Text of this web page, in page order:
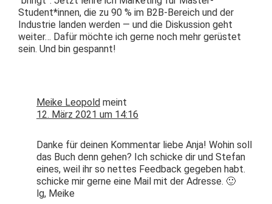
Student*innen, die zu 90 % im B2B-Bere­ich und der
Indus­trie lan­den wer­den — und die Diskus­sion geht
weit­er… Dafür möchte ich gerne noch mehr gerüstet
sein. Und bin gespannt!
Meike Leopold meint
12. März 2021 um 14:16
Danke für deinen Kom­men­tar liebe Anja! Wohin soll
das Buch denn gehen? Ich schicke dir und Ste­fan
eines, weil ihr so nettes Feed­back gegeben habt.
schicke mir gerne eine Mail mit der Adresse. 🙂
lg, Meike